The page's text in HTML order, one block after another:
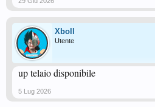
Xboll
Utente
up telaio disponibile
5 Lug 2026